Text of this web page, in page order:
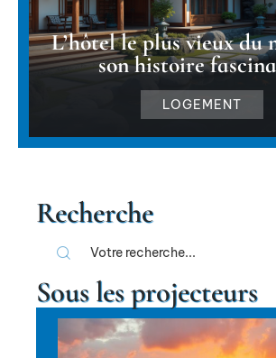
L’hôtel le plus vieux du
son histoire
LOGEMENT
Recherche
Sous les projecteurs